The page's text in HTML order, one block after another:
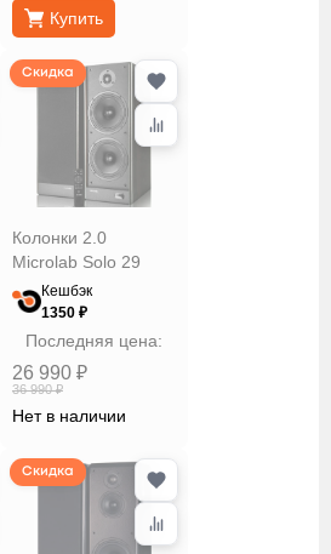
Купить
Скидка
Колонки 2.0
Microlab Solo 29
Кешбэк
1350 ₽
Последняя цена:
26 990 ₽
36 990 ₽
Нет в наличии
Скидка